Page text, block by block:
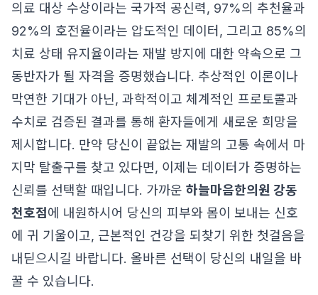
의료 대상 수상이라는 국가적 공신력, 97%의 추천율과
92%의 호전율이라는 압도적인 데이터, 그리고 85%의
치료 상태 유지율이라는 재발 방지에 대한 약속으로 그
동반자가 될 자격을 증명했습니다. 추상적인 이론이나
막연한 기대가 아닌, 과학적이고 체계적인 프로토콜과
수치로 검증된 결과를 통해 환자들에게 새로운 희망을
제시합니다. 만약 당신이 끝없는 재발의 고통 속에서 마
지막 탈출구를 찾고 있다면, 이제는 데이터가 증명하는
신뢰를 선택할 때입니다. 가까운 하늘마음한의원 강동
천호점에 내원하시어 당신의 피부와 몸이 보내는 신호
에 귀 기울이고, 근본적인 건강을 되찾기 위한 첫걸음을
내딛으시길 바랍니다. 올바른 선택이 당신의 내일을 바
꿀 수 있습니다.